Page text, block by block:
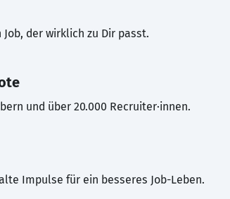
der wirklich zu Dir passt.
und über 20.000 Recruiter·innen.
Impulse für ein besseres Job-Leben.